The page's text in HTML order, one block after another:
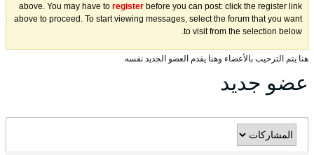
above. You may have to register before you can post: click the register link
above to proceed. To start viewing messages, select the forum that you want
to visit from the selection below.
هنا يتم الترحيب بالأعضاء وهنا يقدم العضو الجديد نفسه
عضو جديد